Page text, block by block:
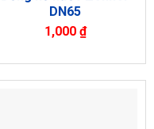
DN65
1,000 ₫